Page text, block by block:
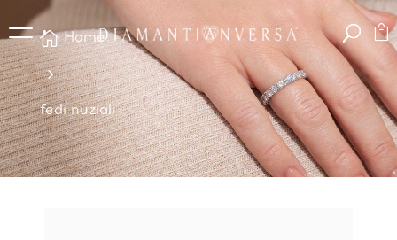
 Home
5
fedi nuziali